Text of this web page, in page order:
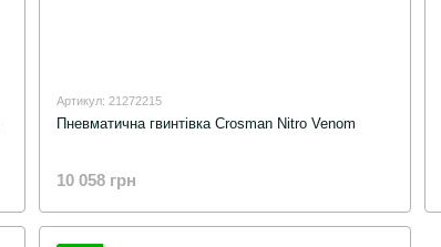
Артикул: 21272215
Пневматична гвинтівка Crosman Nitro Venom
10 058 грн